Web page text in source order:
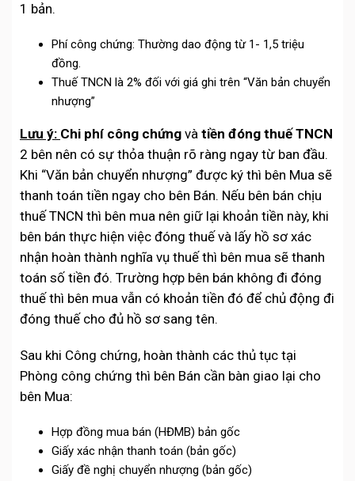
1 bản.
Phí công chứng: Thường dao động từ 1- 1,5 triệu
đồng.
Thuế TNCN là 2% đối với giá ghi trên “Văn bản chuyển
nhượng”
Lưu ý: Chi phí công chứng và tiền đóng thuế TNCN
2 bên nên có sự thỏa thuận rõ ràng ngay từ ban đầu.
Khi “Văn bản chuyển nhượng” được ký thì bên Mua sẽ
thanh toán tiền ngay cho bên Bán. Nếu bên bán chịu
thuế TNCN thì bên mua nên giữ lại khoản tiền này, khi
bên bán thực hiện việc đóng thuế và lấy hồ sơ xác
nhận hoàn thành nghĩa vụ thuế thì bên mua sẽ thanh
toán số tiền đó. Trường hợp bên bán không đi đóng
thuế thì bên mua vẫn có khoản tiền đó để chủ động đi
đóng thuế cho đủ hồ sơ sang tên.
Sau khi Công chứng, hoàn thành các thủ tục tại
Phòng công chứng thì bên Bán cần bàn giao lại cho
bên Mua:
Hợp đồng mua bán (HĐMB) bản gốc
Giấy xác nhận thanh toán (bản gốc)
Giấy đề nghị chuyển nhượng (bản gốc)